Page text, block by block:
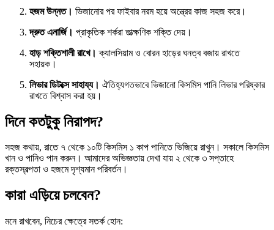
হজম উন্নত। ভিজানোর পর ফাইবার নরম হয়ে অন্ত্রের কাজ সহজ করে।
দ্রুত এনার্জি। প্রাকৃতিক শর্করা তাত্ক্ষণিক শক্তি দেয়।
হাড় শক্তিশালী রাখে। ক্যালসিয়াম ও বোরন হাড়ের ঘনত্ব বজায় রাখতে
সহায়ক।
লিভার ডিটক্সে সাহায্য। ঐতিহ্যগতভাবে ভিজানো কিসমিস পানি লিভার পরিষ্কার
রাখতে বিশ্বাস করা হয়।
দিনে কতটুকু নিরাপদ?
সহজ কথায়, রাতে ৭ থেকে ১০টি কিসমিস ১ কাপ পানিতে ভিজিয়ে রাখুন। সকালে কিসমিস
খান ও পানিও পান করুন। আমাদের অভিজ্ঞতায় দেখা যায় ২ থেকে ৩ সপ্তাহে
রক্তস্বল্পতা ও হজমে দৃশ্যমান পরিবর্তন।
কারা এড়িয়ে চলবেন?
মনে রাখবেন, নিচের ক্ষেত্রে সতর্ক হোন: